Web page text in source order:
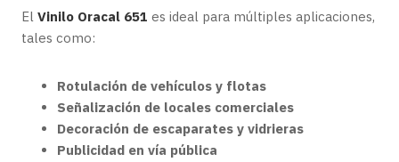
El Vinilo Oracal 651 es ideal para múltiples aplicaciones,
tales como:
Rotulación de vehículos y flotas
Señalización de locales comerciales
Decoración de escaparates y vidrieras
Publicidad en vía pública